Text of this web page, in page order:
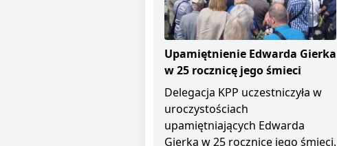
Upamiętnienie Edwarda Gierka
w 25 rocznicę jego śmieci
Delegacja KPP uczestniczyła w
uroczystościach
upamiętniających Edwarda
Gierka w 25 rocznicę jego śmieci.